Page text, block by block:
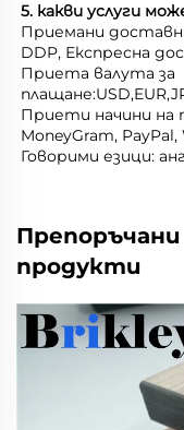
5. какви услуги
Приемани доставни
DDP, Експресна
Приета валута за
Приети начини на
MoneyGram,
Говорими езици:
Препоръчани
продукти